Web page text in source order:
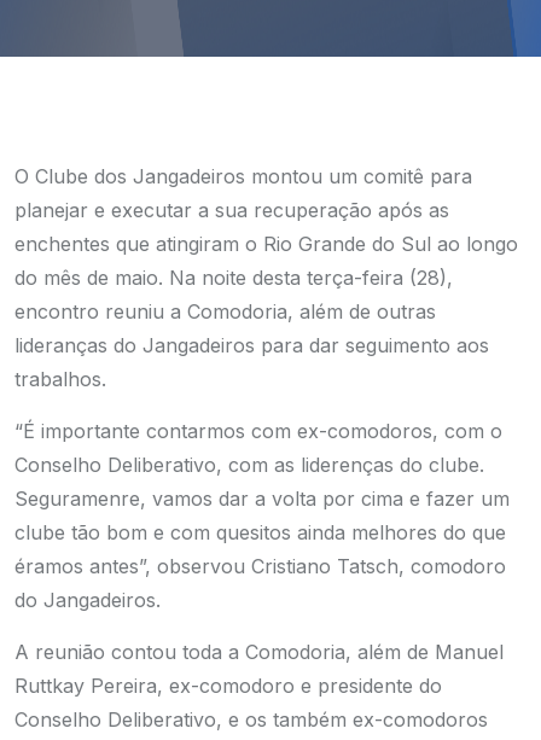
O Clube dos Jangadeiros montou um comitê para
planejar e executar a sua recuperação após as
enchentes que atingiram o Rio Grande do Sul ao longo
do mês de maio. Na noite desta terça-feira (28),
encontro reuniu a Comodoria, além de outras
lideranças do Jangadeiros para dar seguimento aos
trabalhos.
“É importante contarmos com ex-comodoros, com o
Conselho Deliberativo, com as liderenças do clube.
Seguramenre, vamos dar a volta por cima e fazer um
clube tão bom e com quesitos ainda melhores do que
éramos antes”, observou Cristiano Tatsch, comodoro
do Jangadeiros.
A reunião contou toda a Comodoria, além de Manuel
Ruttkay Pereira, ex-comodoro e presidente do
Conselho Deliberativo, e os também ex-comodoros